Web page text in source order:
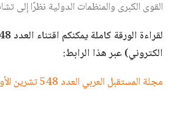
القوى الكبرى والمنظمات الدولية نظرًا إلى
الكتروني) عبر هذا الرابط:
مجلة المستقبل العربي العدد 548 تشرين الأول/أكتوبر 2024